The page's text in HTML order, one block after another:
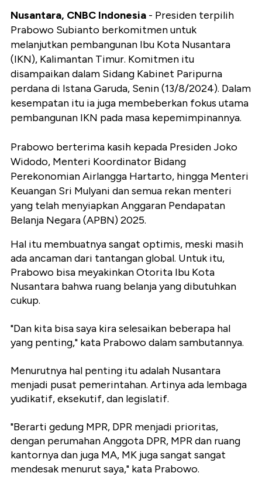
Nusantara, CNBC Indonesia - Presiden terpilih
Prabowo Subianto berkomitmen untuk
melanjutkan pembangunan Ibu Kota Nusantara
(IKN), Kalimantan Timur. Komitmen itu
disampaikan dalam Sidang Kabinet Paripurna
perdana di Istana Garuda, Senin (13/8/2024). Dalam
kesempatan itu ia juga membeberkan fokus utama
pembangunan IKN pada masa kepemimpinannya.
Prabowo berterima kasih kepada Presiden Joko
Widodo, Menteri Koordinator Bidang
Perekonomian Airlangga Hartarto, hingga Menteri
Keuangan Sri Mulyani dan semua rekan menteri
yang telah menyiapkan Anggaran Pendapatan
Belanja Negara (APBN) 2025.
Hal itu membuatnya sangat optimis, meski masih
ada ancaman dari tantangan global. Untuk itu,
Prabowo bisa meyakinkan Otorita Ibu Kota
Nusantara bahwa ruang belanja yang dibutuhkan
cukup.
"Dan kita bisa saya kira selesaikan beberapa hal
yang penting," kata Prabowo dalam sambutannya.
Menurutnya hal penting itu adalah Nusantara
menjadi pusat pemerintahan. Artinya ada lembaga
yudikatif, eksekutif, dan legislatif.
"Berarti gedung MPR, DPR menjadi prioritas,
dengan perumahan Anggota DPR, MPR dan ruang
kantornya dan juga MA, MK juga sangat sangat
mendesak menurut saya," kata Prabowo.